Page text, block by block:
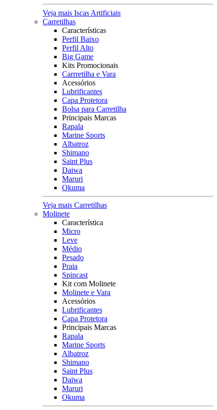
Veja mais Iscas Artificiais
Carretilhas
Características
Perfil Baixo
Perfil Alto
Big Game
Kits Promocionais
Carrretilha e Vara
Acessórios
Lubrificantes
Capa Protetora
Bolsa para Carretilha
Principais Marcas
Rapala
Marine Sports
Albatroz
Shimano
Saint Plus
Daiwa
Maruri
Okuma
Veja mais Carretilhas
Molinete
Característica
Micro
Leve
Médio
Pesado
Praia
Spincast
Kit com Molinete
Molinete e Vara
Acessórios
Lubrificantes
Capa Protetora
Principais Marcas
Rapala
Marine Sports
Albatroz
Shimano
Saint Plus
Daiwa
Maruri
Okuma